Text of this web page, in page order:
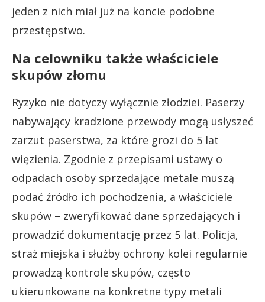
jeden z nich miał już na koncie podobne
przestępstwo.
Na celowniku także właściciele
skupów złomu
Ryzyko nie dotyczy wyłącznie złodziei. Paserzy
nabywający kradzione przewody mogą usłyszeć
zarzut paserstwa, za które grozi do 5 lat
więzienia. Zgodnie z przepisami ustawy o
odpadach osoby sprzedające metale muszą
podać źródło ich pochodzenia, a właściciele
skupów – zweryfikować dane sprzedających i
prowadzić dokumentację przez 5 lat. Policja,
straż miejska i służby ochrony kolei regularnie
prowadzą kontrole skupów, często
ukierunkowane na konkretne typy metali